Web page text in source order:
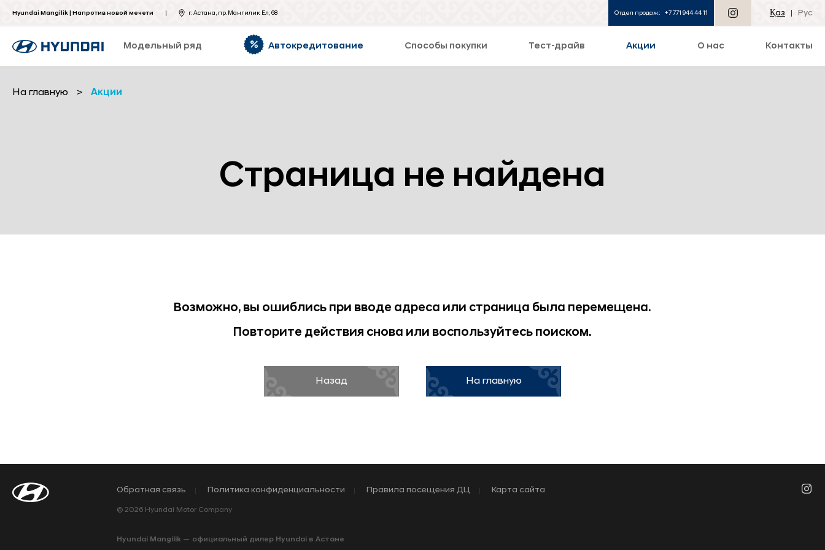
Hyundai Mangilik | Напротив новой мечети г. Астана, пр.Мангилик Ел, 68 Отдел продаж: +7 771 944 44 11 Қаз Рус
Модельный ряд Автокредитование Способы покупки Тест-драйв Акции О нас Контакты
На главную > Акции
Страница не найдена
Возможно, вы ошиблись при вводе адреса или страница была перемещена.
Повторите действия снова или воспользуйтесь поиском.
Назад На главную
Обратная связь Политика конфиденциальности Правила посещения ДЦ Карта сайта
© 2026 Hyundai Motor Company
Hyundai Mangilik — официальный дилер Hyundai в Астане